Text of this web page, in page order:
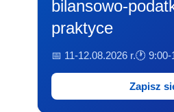
bilansowo-
praktyce
📅 11-12.08.2026 r.🕐 9:00-
Zapisz